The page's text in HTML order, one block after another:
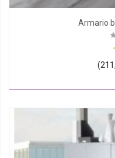
Armario